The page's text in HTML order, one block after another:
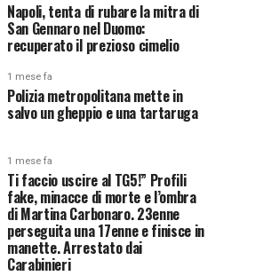
Napoli, tenta di rubare la mitra di
San Gennaro nel Duomo:
recuperato il prezioso cimelio
1 mese fa
Polizia metropolitana mette in
salvo un gheppio e una tartaruga
1 mese fa
Ti faccio uscire al TG5!” Profili
fake, minacce di morte e l’ombra
di Martina Carbonaro. 23enne
perseguita una 17enne e finisce in
manette. Arrestato dai
Carabinieri